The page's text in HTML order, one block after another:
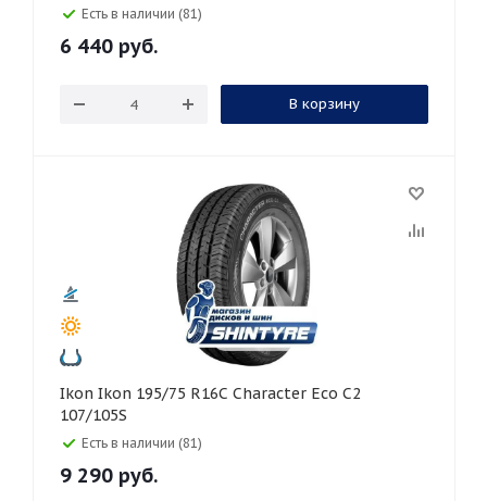
Есть в наличии (81)
6 440 руб.
В корзину
Ikon Ikon 195/75 R16C Character Eco C2
107/105S
Есть в наличии (81)
9 290 руб.